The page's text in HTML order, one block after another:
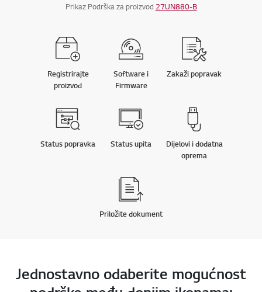
Prikaz Podrška za proizvod 27UN880-B
Registrirajte
proizvod
Software i
Firmware
Zakaži popravak
Status popravka Status upita
Dijelovi i dodatna
oprema
Priložite dokument
Jednostavno odaberite mogućnost